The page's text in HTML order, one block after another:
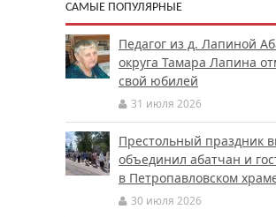
САМЫЕ ПОПУЛЯРНЫЕ
Педагог из д. Лапиной
округа Тамара Лапина
свой юбилей
31 июля 2026
Престольный праздник
объединил абатчан и
в Петропавловском
30 июля 2026